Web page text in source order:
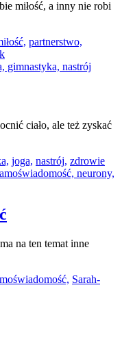
miłość, a inny nie robi
partnerstwo,
ciało, ale też zyskać
joga, nastrój, zdrowie
na ten temat inne
Sarah-